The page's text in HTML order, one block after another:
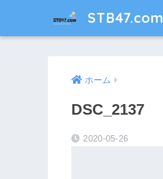
STB47.com
ホーム
DSC_2137
2020-05-26